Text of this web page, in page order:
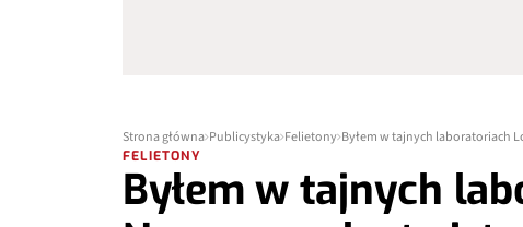
Strona główna Publicystyka Felietony Byłem w tajnych laboratoriach
FELIETONY
Byłem w tajnych